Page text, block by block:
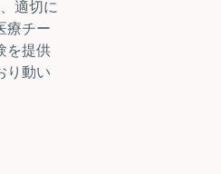
適切に
療チー
を提供
り動い